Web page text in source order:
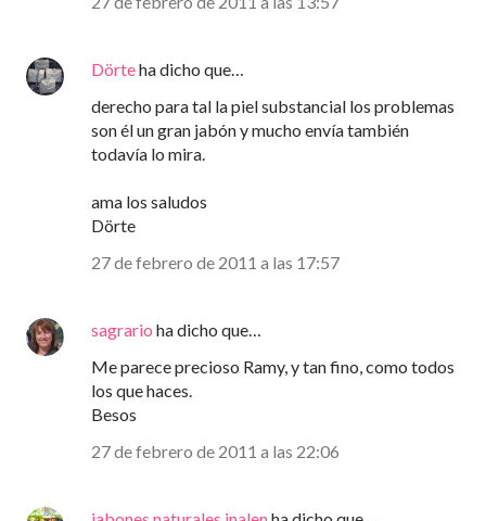
Dörteha dicho que…
derecho para tal la piel substancial los problemas
son él un gran jabón y mucho envía también
todavía lo mira.
ama los saludos
Dörte
27 de febrero de 2011 a las 17:57
sagrario ha dicho que…
Me parece precioso Ramy, y tan fino, como todos
los que haces.
Besos
27 de febrero de 2011 a las 22:06